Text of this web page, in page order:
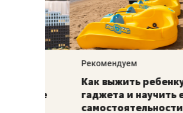
–
Рекомендуем
Как выжить ребенку без
гаджета и научить его
самостоятельности за 18